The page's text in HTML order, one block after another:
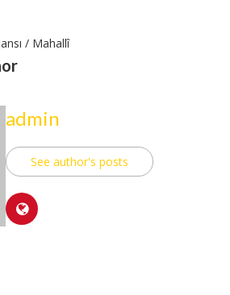
/ Mahallî
admin
See author's posts